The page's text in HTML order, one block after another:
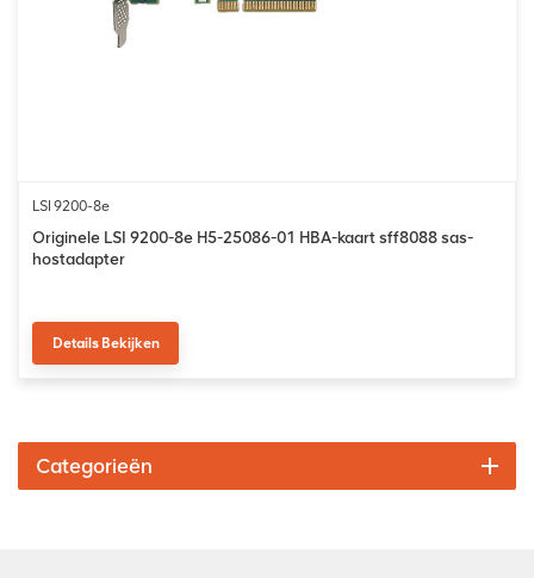
LSI 9200-8e
Originele LSI 9200-8e H5-25086-01 HBA-kaart sff8088 sas-
hostadapter
Details Bekijken
Categorieën